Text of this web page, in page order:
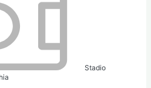
Stadio